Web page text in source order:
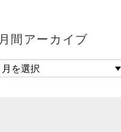
月間アーカイブ